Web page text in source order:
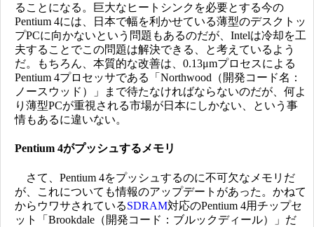
ることになる。巨大なヒートシンクを必要とする今の
Pentium 4には、日本で幅を利かせている薄型のデスクトッ
プPCに向かないという問題もあるのだが、Intelは冷却を工
夫することでこの問題は解決できる、と考えているよう
だ。もちろん、本質的な改善は、0.13μmプロセスによる
Pentium 4プロセッサである「Northwood（開発コード名：
ノースウッド）」まで待たなければならないのだが、何よ
り薄型PCが重視される市場が日本にしかない、という事
情もあるに違いない。
Pentium 4がプッシュするメモリ
さて、Pentium 4をプッシュするのに不可欠なメモリだ
が、これについても情報のアップデートがあった。かねて
からウワサされているSDRAM対応のPentium 4用チップセ
ット「Brookdale（開発コード：ブルックディール）」だ